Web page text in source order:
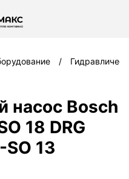
насос Bosch
18 DRG
SO 13